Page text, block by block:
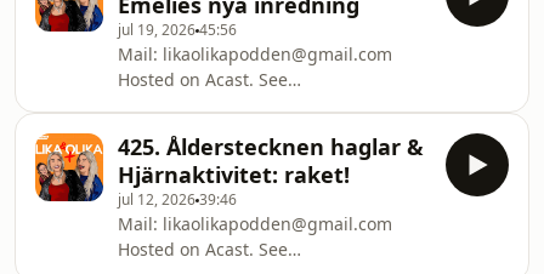
jul 19, 202645:56
Mail: likaolikapodden@gmail.com
Hosted on Acast. See
information.
425. Ålderstecknen haglar &
Hjärnaktivitet: raket!
jul 12, 202639:46
Mail: likaolikapodden@gmail.com
Hosted on Acast. See